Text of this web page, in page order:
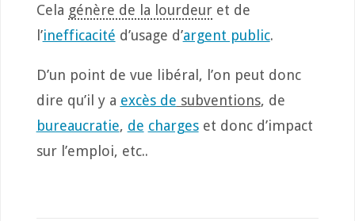
Cela génère de la lourdeuret de
l’inefficacité d’usage d’argent public.
D’un point de vue libéral, l’on peut donc
dire qu’il y a excès de subventions, de
bureaucratie, de chargeset donc d’impact
sur l’emploi, etc..